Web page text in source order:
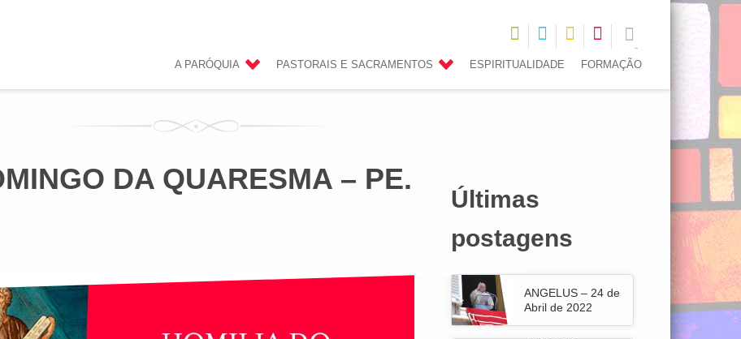
A PARÓQUIA PASTORAIS E SACRAMENTOS ESPIRITUALIDADE FORMAÇÃO
DA QUARESMA – PE.
Últimas
postagens
ANGELUS – 24 de
Abril de 2022